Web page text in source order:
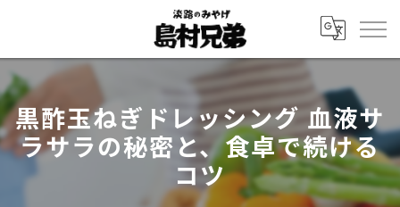
黒酢玉ねぎドレッシング 血液サ
ラサラの秘密と、食卓で続ける
コツ